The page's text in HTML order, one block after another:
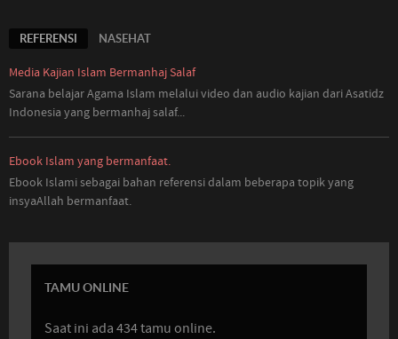
REFERENSI NASEHAT
Media Kajian Islam Bermanhaj Salaf
Sarana belajar Agama Islam melalui video dan audio kajian dari Asatidz
Indonesia yang bermanhaj salaf...
Ebook Islam yang bermanfaat.
Ebook Islami sebagai bahan referensi dalam beberapa topik yang
insyaAllah bermanfaat.
TAMU ONLINE
Saat ini ada 434 tamu online.